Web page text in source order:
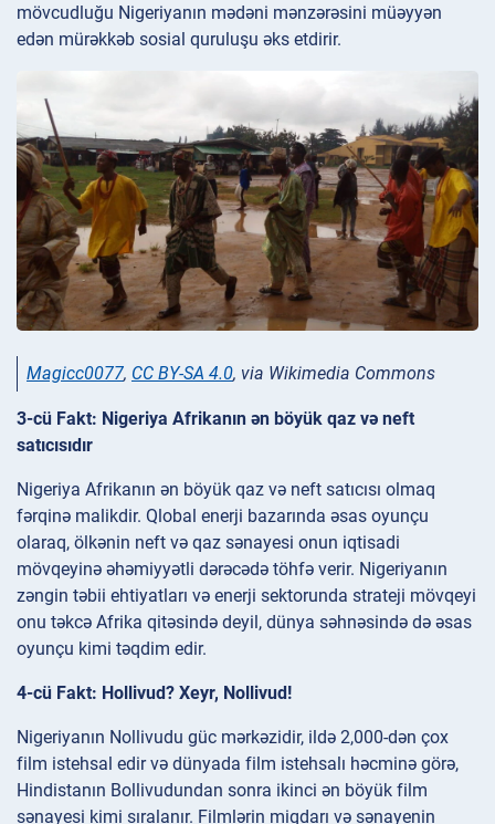
mövcudluğu Nigeriyanın mədəni mənzərəsini müəyyən
edən mürəkkəb sosial quruluşu əks etdirir.
Magicc0077, CC BY-SA 4.0, via Wikimedia Commons
3-cü Fakt: Nigeriya Afrikanın ən böyük qaz və neft
satıcısıdır
Nigeriya Afrikanın ən böyük qaz və neft satıcısı olmaq
fərqinə malikdir. Qlobal enerji bazarında əsas oyunçu
olaraq, ölkənin neft və qaz sənayesi onun iqtisadi
mövqeyinə əhəmiyyətli dərəcədə töhfə verir. Nigeriyanın
zəngin təbii ehtiyatları və enerji sektorunda strateji mövqeyi
onu təkcə Afrika qitəsində deyil, dünya səhnəsində də əsas
oyunçu kimi təqdim edir.
4-cü Fakt: Hollivud? Xeyr, Nollivud!
Nigeriyanın Nollivudu güc mərkəzidir, ildə 2,000-dən çox
film istehsal edir və dünyada film istehsalı həcminə görə,
Hindistanın Bollivudundan sonra ikinci ən böyük film
sənayesi kimi sıralanır. Filmlərin miqdarı və sənayenin